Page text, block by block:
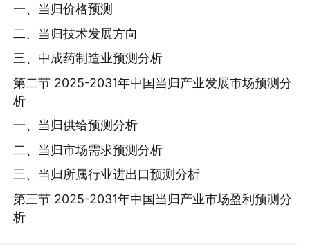
一、当归价格预测
二、当归技术发展方向
三、中成药制造业预测分析
第二节 2025-2031年中国当归产业发展市场预测分
析
一、当归供给预测分析
二、当归市场需求预测分析
三、当归所属行业进出口预测分析
第三节 2025-2031年中国当归产业市场盈利预测分
析